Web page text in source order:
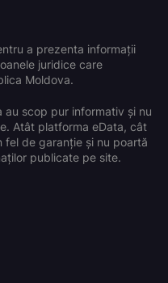
a prezenta informații
juridice care
Moldova.
scop pur informativ și nu
Atât platforma eData, cât
fel de garanție și nu poartă
publicate pe site.